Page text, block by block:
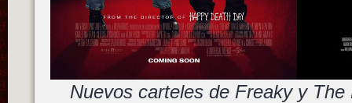
Nuevos carteles de Freaky y